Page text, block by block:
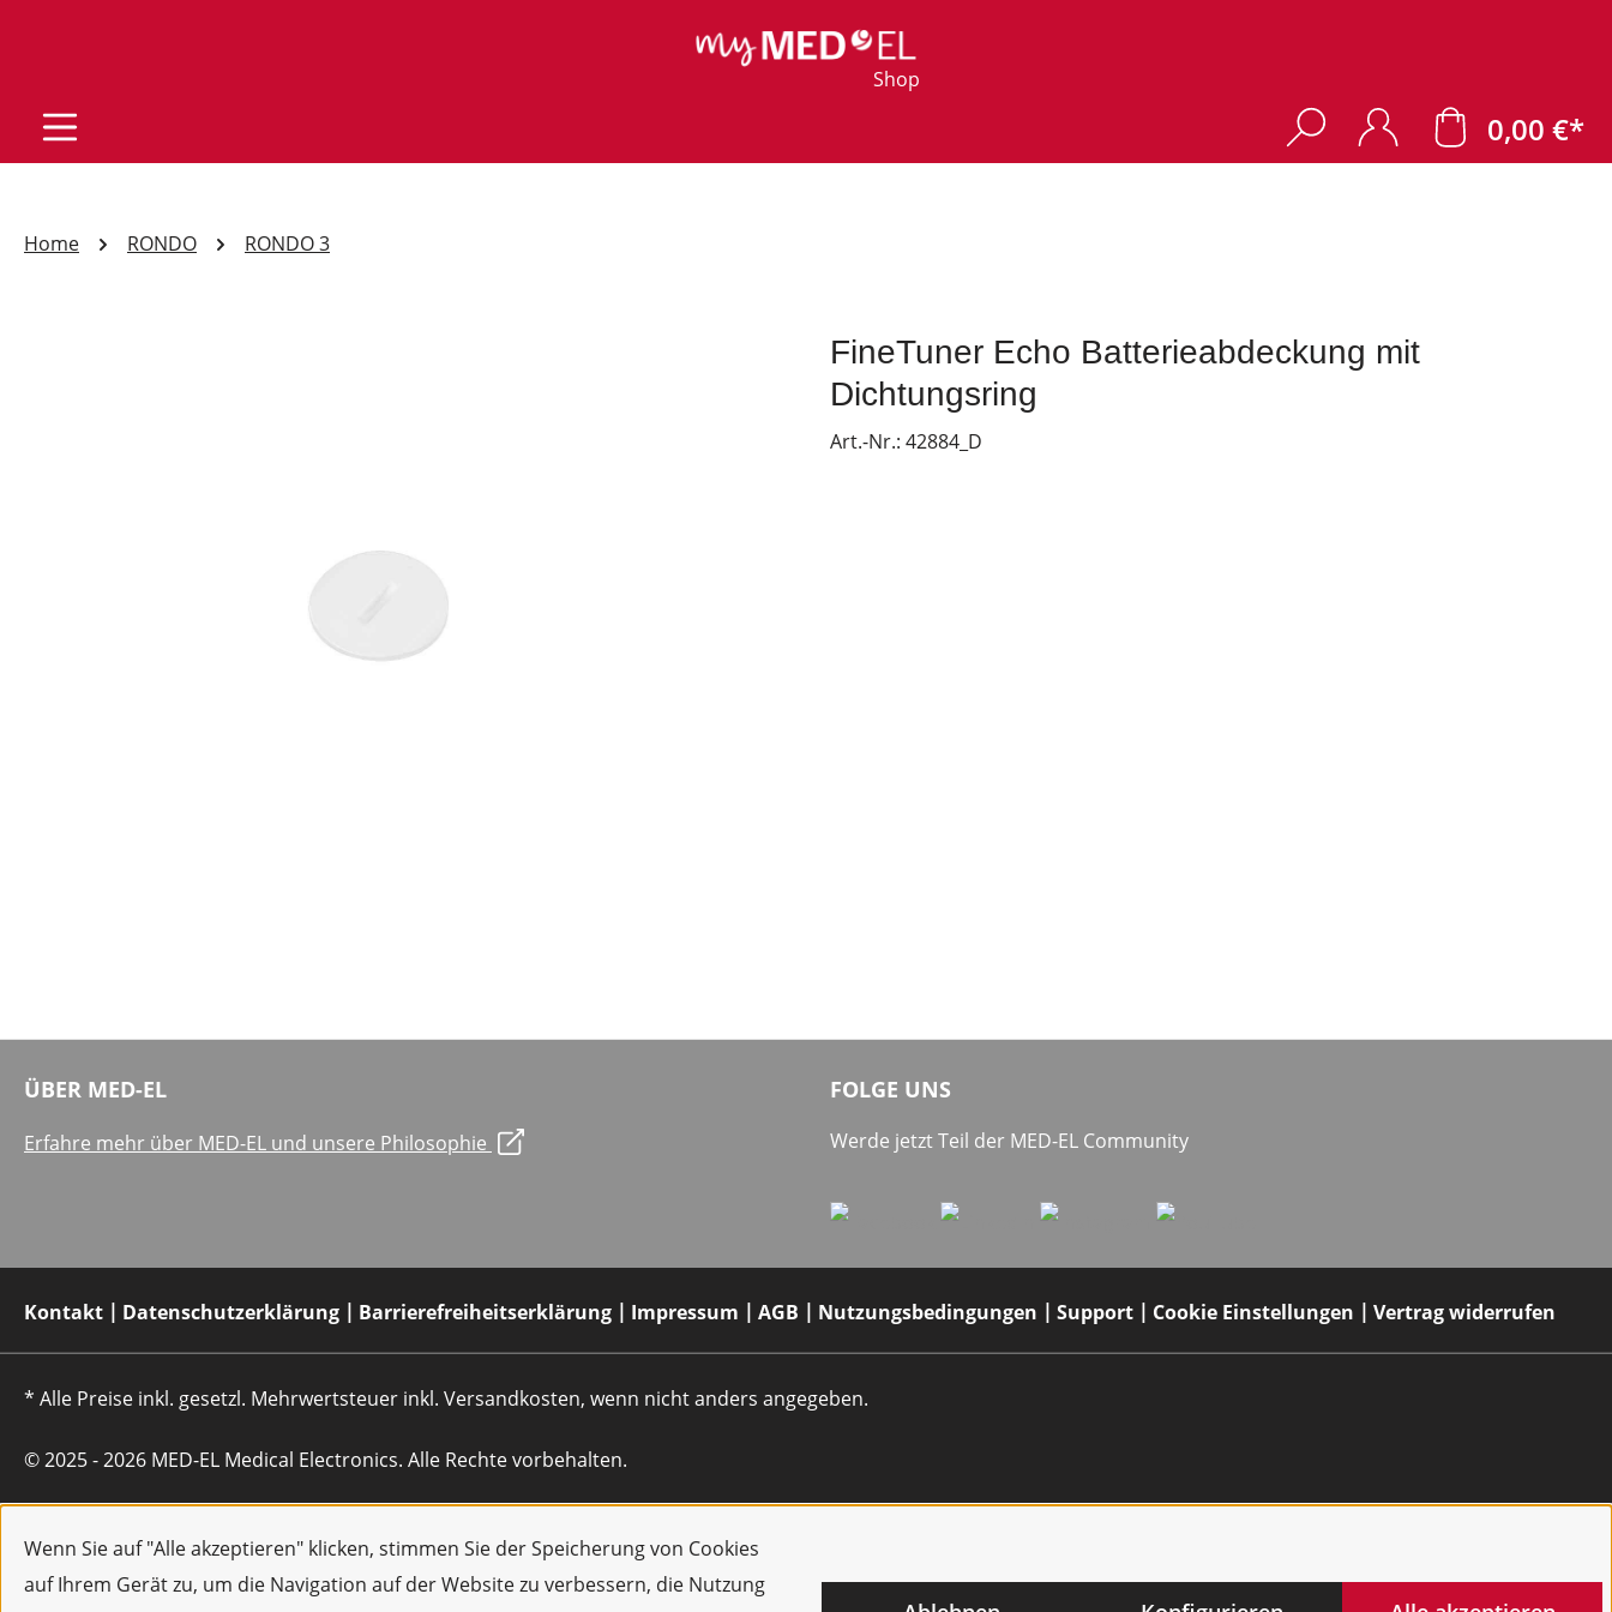
Wenn Sie auf "Alle akzeptieren" klicken, stimmen Sie der Speicherung von Cookies
auf Ihrem Gerät zu, um die Navigation auf der Website zu verbessern, die Nutzung
Shop
0,00 €*
Home RONDO RONDO 3
FineTuner Echo Batterieabdeckung mit
Dichtungsring
Art.-Nr.: 42884_D
ÜBER MED-EL
Erfahre mehr über MED-EL und unsere Philosophie
FOLGE UNS
Werde jetzt Teil der MED-EL Community
Kontakt Datenschutzerklärung Barrierefreiheitserklärung Impressum AGB Nutzungsbedingungen Support Cookie Einstellungen Vertrag widerrufen
* Alle Preise inkl. gesetzl. Mehrwertsteuer inkl. Versandkosten, wenn nicht anders angegeben.
© 2025 - 2026 MED-EL Medical Electronics. Alle Rechte vorbehalten.